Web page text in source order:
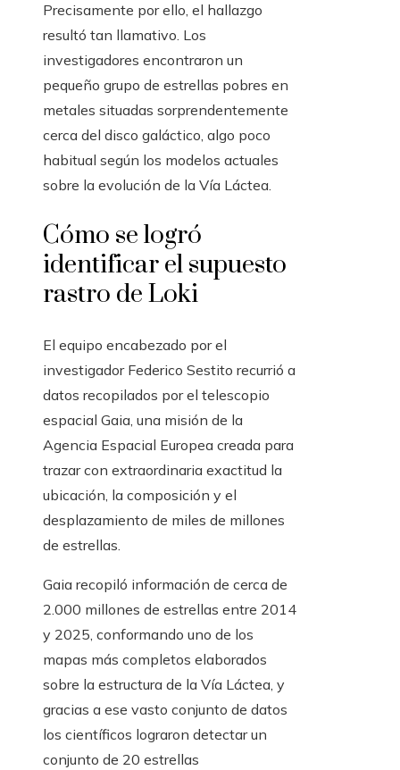
Precisamente por ello, el hallazgo
resultó tan llamativo. Los
investigadores encontraron un
pequeño grupo de estrellas pobres en
metales situadas sorprendentemente
cerca del disco galáctico, algo poco
habitual según los modelos actuales
sobre la evolución de la Vía Láctea.
Cómo se logró
identificar el supuesto
rastro de Loki
El equipo encabezado por el
investigador Federico Sestito recurrió a
datos recopilados por el telescopio
espacial Gaia, una misión de la
Agencia Espacial Europea creada para
trazar con extraordinaria exactitud la
ubicación, la composición y el
desplazamiento de miles de millones
de estrellas.
Gaia recopiló información de cerca de
2.000 millones de estrellas entre 2014
y 2025, conformando uno de los
mapas más completos elaborados
sobre la estructura de la Vía Láctea, y
gracias a ese vasto conjunto de datos
los científicos lograron detectar un
conjunto de 20 estrellas